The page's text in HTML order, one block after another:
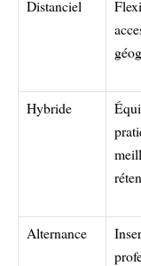
Distanciel
Hybride
Alternance